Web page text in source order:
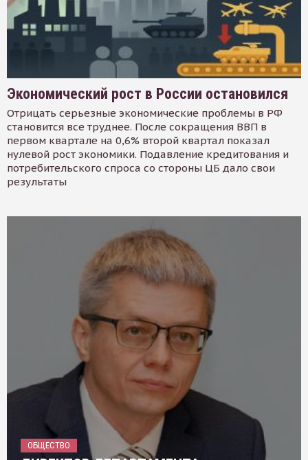
Экономический рост в России остановился
Отрицать серьезные экономические проблемы в РФ
становится все труднее. После сокращения ВВП в
первом квартале на 0,6% второй квартал показал
нулевой рост экономики. Подавление кредитования и
потребительского спроса со стороны ЦБ дало свои
результаты
ОБЩЕСТВО